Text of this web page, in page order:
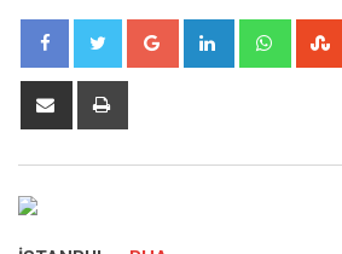
Google+ LinkedIn
Share